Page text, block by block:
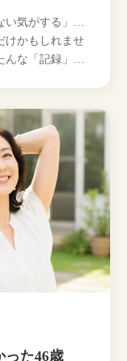
い気がする」…
けかもしれませ
な「記録」の
った46歳